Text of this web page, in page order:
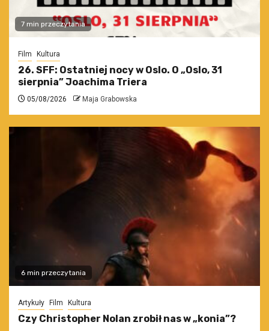
7 min przeczytania
Film Kultura
26. SFF: Ostatniej nocy w Oslo. O „Oslo, 31
sierpnia” Joachima Triera
05/08/2026 Maja Grabowska
6 min przeczytania
Artykuły Film Kultura
Czy Christopher Nolan zrobił nas w „konia”?